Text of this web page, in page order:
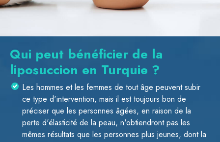
Qui peut bénéficier de la
liposuccion en Turquie ?
Les hommes et les femmes de tout âge peuvent subir
ce type d'intervention, mais il est toujours bon de
préciser que les personnes âgées, en raison de la
perte d'élasticité de la peau, n'obtiendront pas les
mêmes résultats que les personnes plus jeunes, dont la